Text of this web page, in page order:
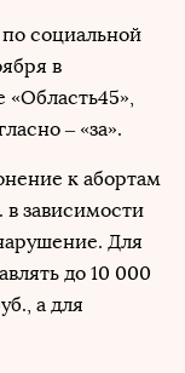
социальной
в
«Область45»,
– «за».
к абортам
в зависимости
Для
до 10 000
а для